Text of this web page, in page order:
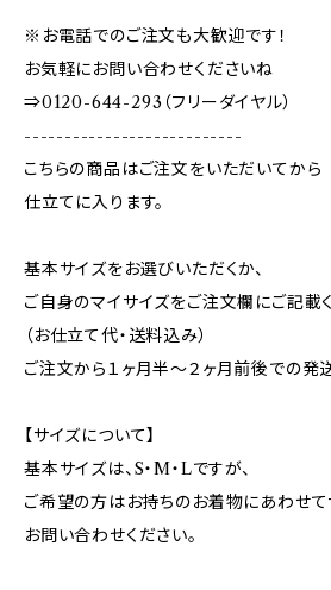
※お電話でのご注文も大歓迎です！
お気軽にお問い合わせくださいね
⇒0120-644-293（フリーダイヤル）
---------------------------
こちらの商品はご注文をいただいてから
仕立てに入ります。
基本サイズをお選びいただくか、
ご自身のマイサイズをご注文欄にご記載
（お仕立て代・送料込み）
ご注文から１ヶ月半～２ヶ月前後での発
【サイズについて】
基本サイズは、S・M・Lですが、
ご希望の方はお持ちのお着物にあわせて
お問い合わせください。